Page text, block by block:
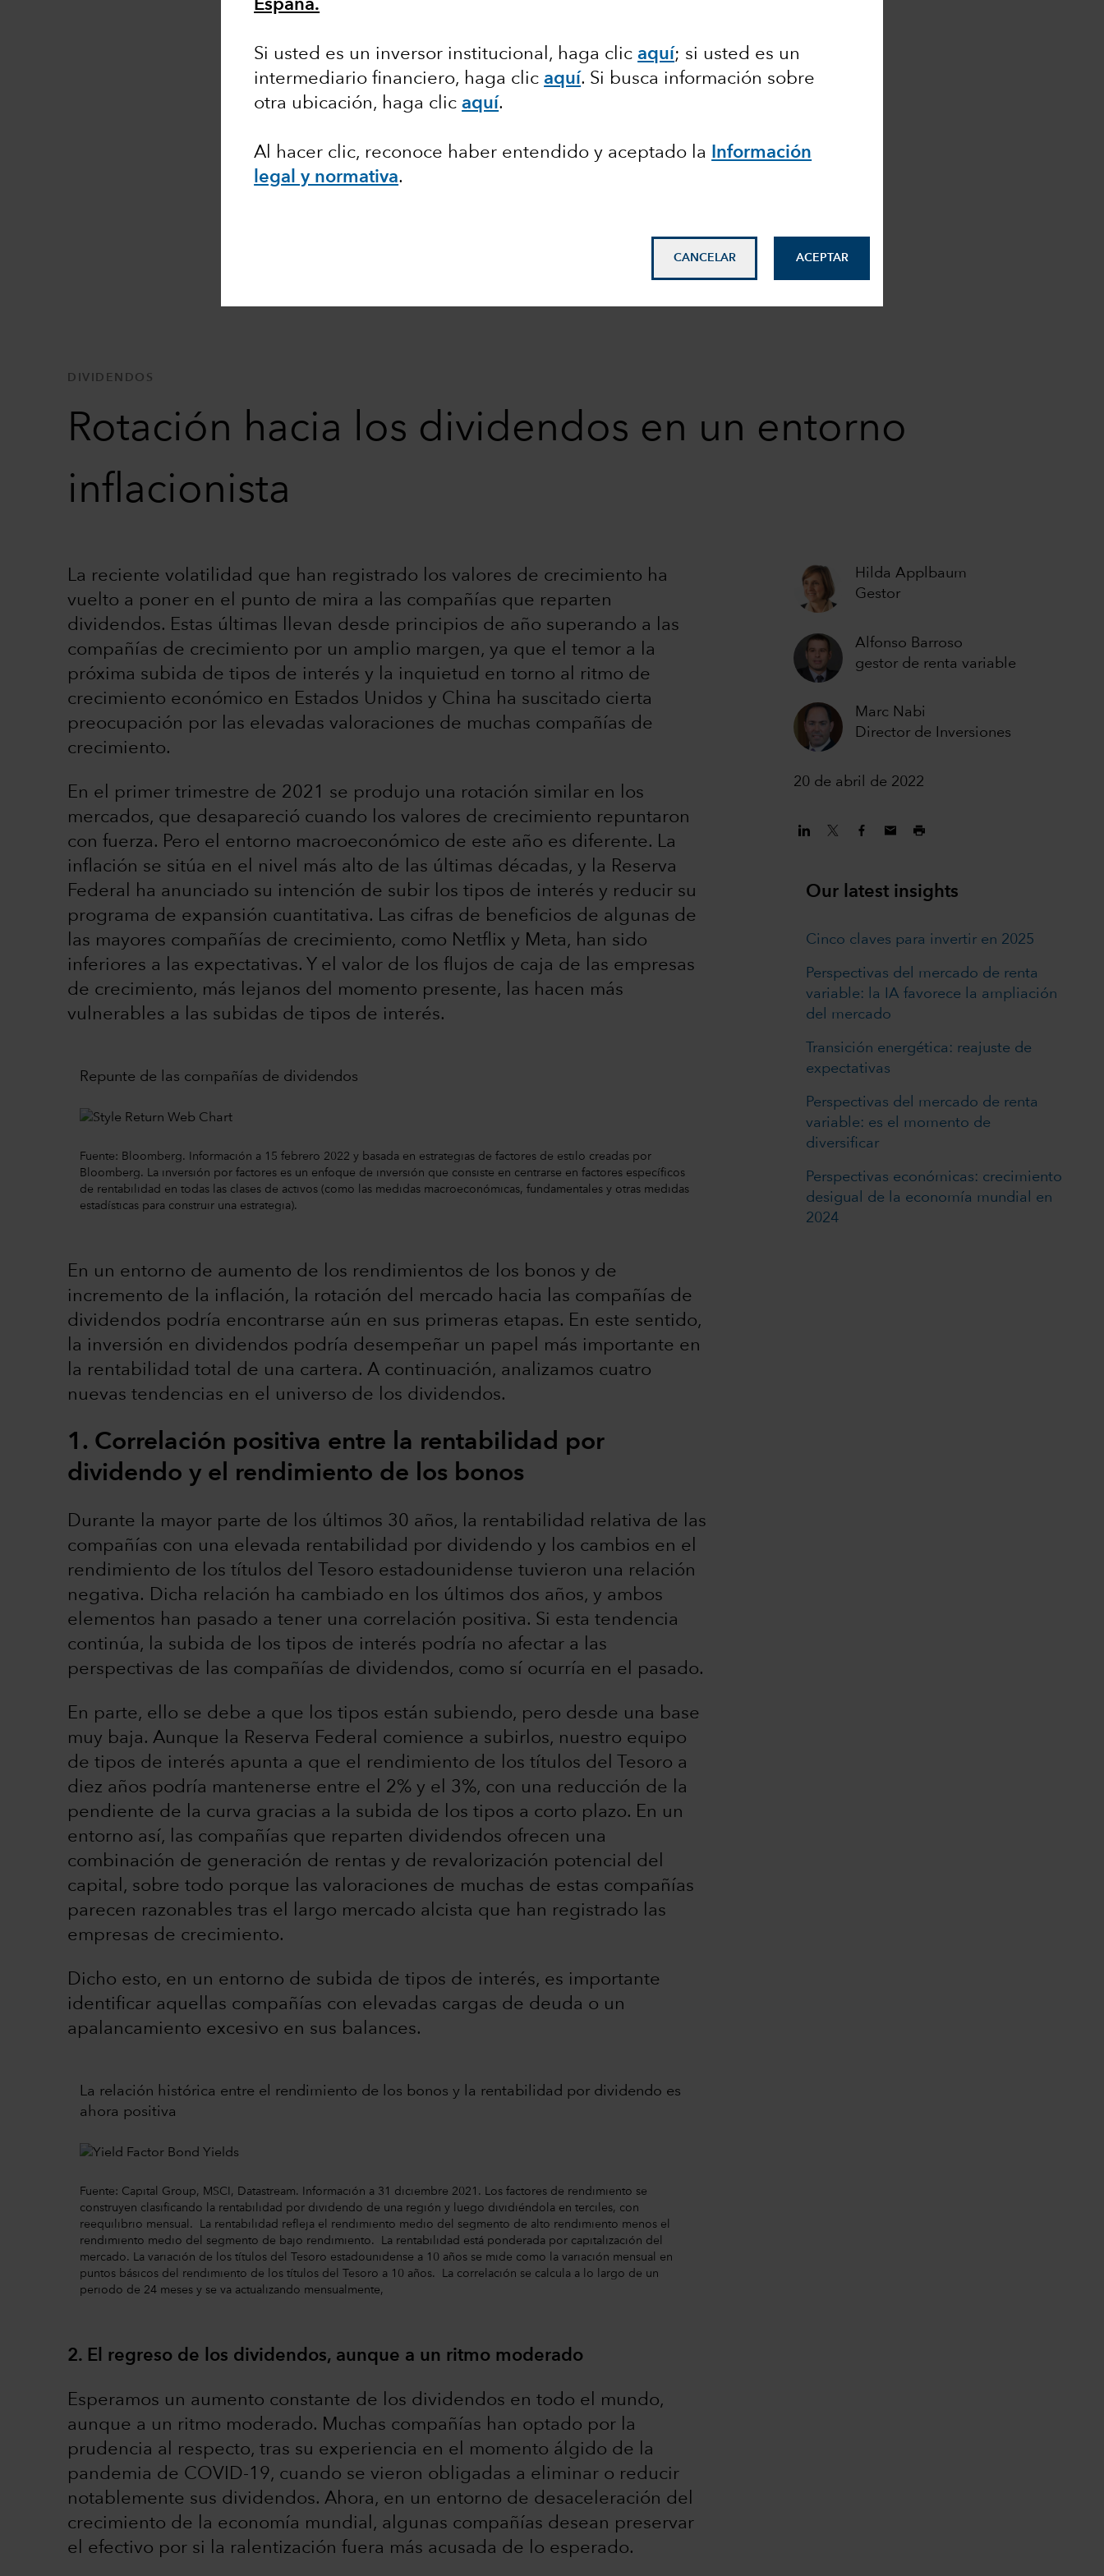
España.
Si usted es un inversor institucional, haga clicaquí; si usted es un
intermediario financiero, haga clicaquí. Si busca información sobre
otra ubicación, haga clicaquí.
Al hacer clic, reconoce haber entendido y aceptado la
Información
legal y normativa.
CANCELAR ACEPTAR
DIVIDENDOS
Rotación hacia los dividendos en un entorno
inflacionista
Hilda Applbaum
Gestor
Alfonso Barroso
gestor de renta variable
Marc Nabi
Director de Inversiones
20 de abril de 2022
La reciente volatilidad que han registrado los valores de crecimiento ha
vuelto a poner en el punto de mira a las compañías que reparten
dividendos. Estas últimas llevan desde principios de año superando a las
compañías de crecimiento por un amplio margen, ya que el temor a la
próxima subida de tipos de interés y la inquietud en torno al ritmo de
crecimiento económico en Estados Unidos y China ha suscitado cierta
preocupación por las elevadas valoraciones de muchas compañías de
crecimiento.
En el primer trimestre de 2021 se produjo una rotación similar en los
mercados, que desapareció cuando los valores de crecimiento repuntaron
con fuerza. Pero el entorno macroeconómico de este año es diferente. La
inflación se sitúa en el nivel más alto de las últimas décadas, y la Reserva
Federal ha anunciado su intención de subir los tipos de interés y reducir su
programa de expansión cuantitativa. Las cifras de beneficios de algunas de
las mayores compañías de crecimiento, como Netflix y Meta, han sido
inferiores a las expectativas. Y el valor de los flujos de caja de las empresas
de crecimiento, más lejanos del momento presente, las hacen más
vulnerables a las subidas de tipos de interés.
Repunte de las compañías de dividendos
Fuente: Bloomberg. Información a 15 febrero 2022 y basada en estrategias de factores de estilo creadas por
Bloomberg. La inversión por factores es un enfoque de inversión que consiste en centrarse en factores específicos
de rentabilidad en todas las clases de activos (como las medidas macroeconómicas, fundamentales y otras medidas
estadísticas para construir una estrategia).
En un entorno de aumento de los rendimientos de los bonos y de
incremento de la inflación, la rotación del mercado hacia las compañías de
dividendos podría encontrarse aún en sus primeras etapas. En este sentido,
la inversión en dividendos podría desempeñar un papel más importante en
la rentabilidad total de una cartera. A continuación, analizamos cuatro
nuevas tendencias en el universo de los dividendos.
1. Correlación positiva entre la rentabilidad por
dividendo y el rendimiento de los bonos
Durante la mayor parte de los últimos 30 años, la rentabilidad relativa de las
compañías con una elevada rentabilidad por dividendo y los cambios en el
rendimiento de los títulos del Tesoro estadounidense tuvieron una relación
negativa. Dicha relación ha cambiado en los últimos dos años, y ambos
elementos han pasado a tener una correlación positiva. Si esta tendencia
continúa, la subida de los tipos de interés podría no afectar a las
perspectivas de las compañías de dividendos, como sí ocurría en el pasado.
En parte, ello se debe a que los tipos están subiendo, pero desde una base
muy baja. Aunque la Reserva Federal comience a subirlos, nuestro equipo
de tipos de interés apunta a que el rendimiento de los títulos del Tesoro a
diez años podría mantenerse entre el 2% y el 3%, con una reducción de la
pendiente de la curva gracias a la subida de los tipos a corto plazo. En un
entorno así, las compañías que reparten dividendos ofrecen una
combinación de generación de rentas y de revalorización potencial del
capital, sobre todo porque las valoraciones de muchas de estas compañías
parecen razonables tras el largo mercado alcista que han registrado las
empresas de crecimiento.
Dicho esto, en un entorno de subida de tipos de interés, es importante
identificar aquellas compañías con elevadas cargas de deuda o un
apalancamiento excesivo en sus balances.
La relación histórica entre el rendimiento de los bonos y la rentabilidad por dividendo es
ahora positiva
Fuente: Capital Group, MSCI, Datastream. Información a 31 diciembre 2021. Los factores de rendimiento se
construyen clasificando la rentabilidad por dividendo de una región y luego dividiéndola en terciles, con
reequilibrio mensual. La rentabilidad refleja el rendimiento medio del segmento de alto rendimiento menos el
rendimiento medio del segmento de bajo rendimiento. La rentabilidad está ponderada por capitalización del
mercado. La variación de los títulos del Tesoro estadounidense a 10 años se mide como la variación mensual en
puntos básicos del rendimiento de los títulos del Tesoro a 10 años. La correlación se calcula a lo largo de un
periodo de 24 meses y se va actualizando mensualmente,
2. El regreso de los dividendos, aunque a un ritmo moderado
Esperamos un aumento constante de los dividendos en todo el mundo,
aunque a un ritmo moderado. Muchas compañías han optado por la
prudencia al respecto, tras su experiencia en el momento álgido de la
pandemia de COVID-19, cuando se vieron obligadas a eliminar o reducir
notablemente sus dividendos. Ahora, en un entorno de desaceleración del
crecimiento de la economía mundial, algunas compañías desean preservar
el efectivo por si la ralentización fuera más acusada de lo esperado.
Our latest insights
Cinco claves para invertir en 2025
Perspectivas del mercado de renta
variable: la IA favorece la ampliación
del mercado
Transición energética: reajuste de
expectativas
Perspectivas del mercado de renta
variable: es el momento de
diversificar
Perspectivas económicas: crecimiento
desigual de la economía mundial en
2024